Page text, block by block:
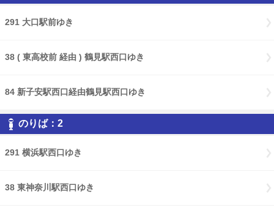
291 大口駅前ゆき
38 ( 東高校前 経由 ) 鶴見駅西口ゆき
84 新子安駅西口経由鶴見駅西口ゆき
のりば：2
291 横浜駅西口ゆき
38 東神奈川駅西口ゆき